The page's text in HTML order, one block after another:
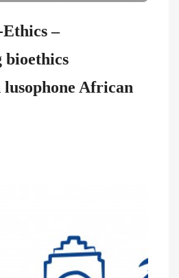
–
bioethics
African